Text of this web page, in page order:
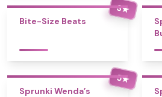
3★
Bite-Size Beats
5★
Sprunki Wenda’s